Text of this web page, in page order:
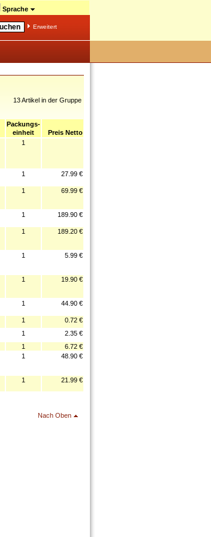
Sprache
Erweitert
13 Artikel in der Gruppe
Packungs-
einheit
Preis Netto
1
1 27.99 €
1 69.99 €
1 189.90 €
1 189.20 €
1 5.99 €
1 19.90 €
1 44.90 €
1
0.72 €
1
2.35 €
1
6.72 €
1 48.90 €
1 21.99 €
Nach Oben